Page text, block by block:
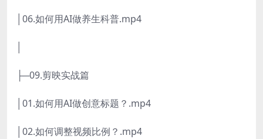
│06.如何用AI做养生科普.mp4
├─09.剪映实战篇
│01.如何用AI做创意标题？.mp4
│02.如何调整视频比例？.mp4